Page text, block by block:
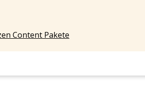
Content Pakete